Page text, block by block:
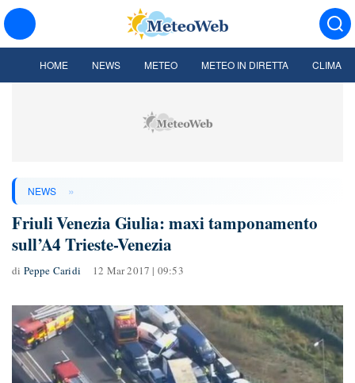
HOME NEWS METEO METEO IN DIRETTA CLIMA
NEWS »
Friuli Venezia Giulia: maxi tamponamento
sull’A4 Trieste-Venezia
di Peppe Caridi 12 Mar 2017 | 09:53